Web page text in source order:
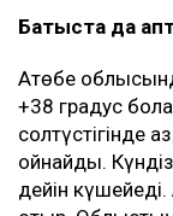
аптап ыстық
Мән-жайы
Ең жоғары
күтіледі.
дейін